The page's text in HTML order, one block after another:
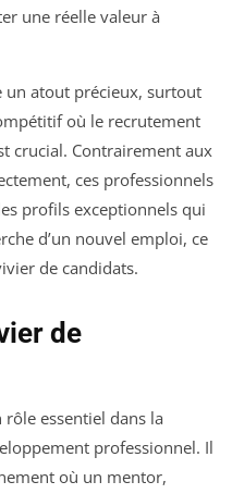
une réelle valeur à
un atout précieux, surtout
où le recrutement
crucial. Contrairement aux
ces professionnels
profils exceptionnels qui
d’un nouvel emploi, ce
de candidats.
de
essentiel dans la
professionnel. Il
où un mentor,